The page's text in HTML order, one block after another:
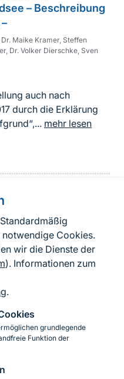
Cookies.
wir die Dienste der
). Informationen zum
.
grundlegende
Funktion der
– Beschreibung
Maike Kramer, Steffen
Dr. Volker Dierschke, Sven
auch nach
durch die Erklärung
mehr lesen
BfN